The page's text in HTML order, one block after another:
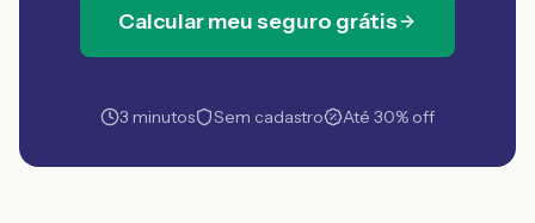
Calcular meu seguro grátis
3 minutos Sem cadastro Até 30% off